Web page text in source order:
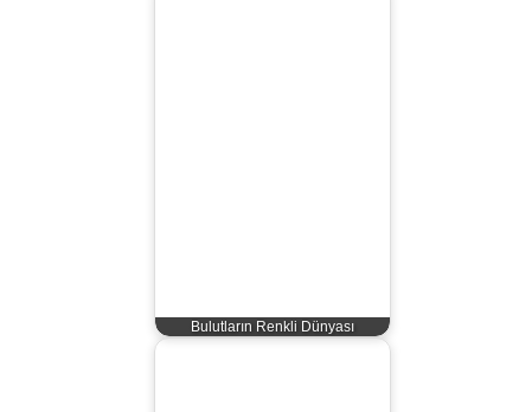
Bulutların Renkli Dünyası